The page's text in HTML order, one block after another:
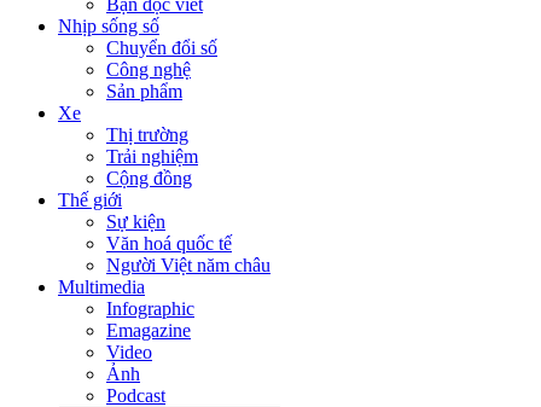
Bạn đọc viết
Nhịp sống số
Chuyển đổi số
Công nghệ
Sản phẩm
Xe
Thị trường
Trải nghiệm
Cộng đồng
Thế giới
Sự kiện
Văn hoá quốc tế
Người Việt năm châu
Multimedia
Infographic
Emagazine
Video
Ảnh
Podcast